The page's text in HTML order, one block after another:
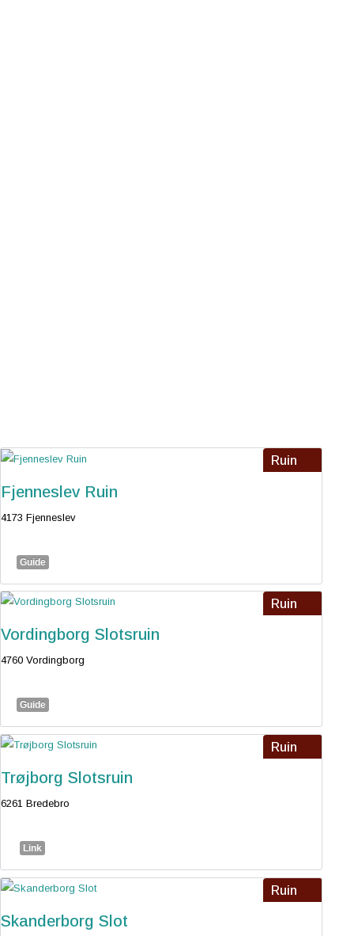
Ruin
Fjenneslev Ruin
4173 Fjenneslev
Guide
Ruin
Vordingborg Slotsruin
4760 Vordingborg
Guide
Ruin
Trøjborg Slotsruin
6261 Bredebro
Link
Ruin
Skanderborg Slot